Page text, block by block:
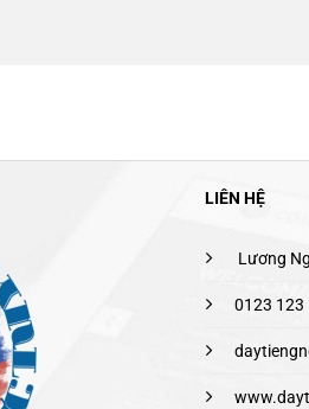
LIÊN HỆ
Lương
0123 123